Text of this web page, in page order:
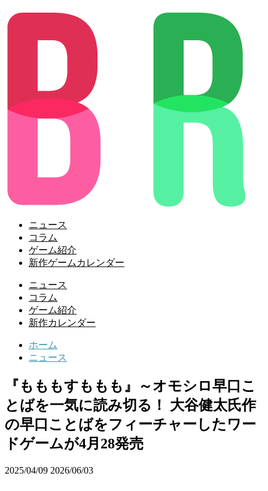
ニュース
コラム
ゲーム紹介
新作ゲームカレンダー
ニュース
コラム
ゲーム紹介
新作カレンダー
ホーム
ニュース
『もももすももも』～オモシロ早口こ
とばを一気に読み切る！ 大谷健太氏作
の早口ことばをフィーチャーしたワー
ドゲームが4月28発売
2025/04/09 2026/06/03